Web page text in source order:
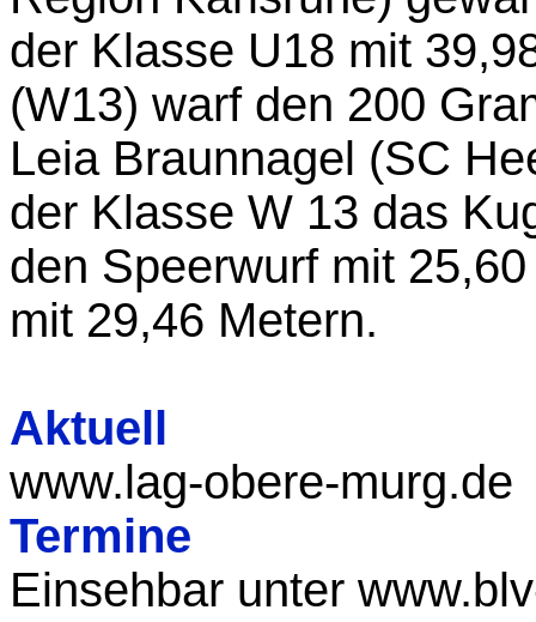
der Klasse U18 mit
(W13) warf den 200
Leia Braunnagel (SC
der Klasse W 13 das
den Speerwurf mit
mit 29,46 Metern.
Aktuell
www.lag-obere-murg.de
Termine
Einsehbar unter